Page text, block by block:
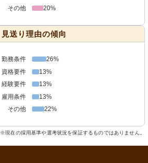
その他
20%
見送り理由の傾向
勤務条件
26%
資格要件
13%
経験要件
13%
雇用条件
13%
その他
22%
※現在の採用基準や選考状況を保証するものではありません。